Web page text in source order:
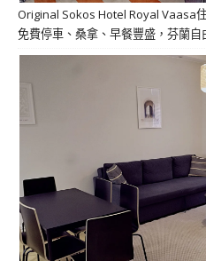
Original Sokos Hotel Royal Vaasa
免費停車、桑拿、早餐豐盛，芬蘭自